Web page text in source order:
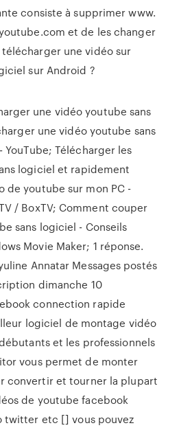
consiste à supprimer www.
et de les changer
une vidéo sur
sur Android ?
une vidéo youtube sans
une vidéo youtube sans
YouTube; Télécharger les
logiciel et rapidement
de youtube sur mon PC -
/ BoxTV; Comment couper
sans logiciel - Conseils
Movie Maker; 1 réponse.
Annatar Messages postés
dimanche 10
connection rapide
logiciel de montage vidéo
et les professionnels
vous permet de monter
convertir et tourner la plupart
de youtube facebook
twitter etc [] vous pouvez